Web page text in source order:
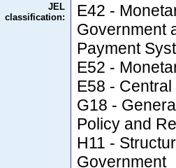
JEL
classification:
E42 -
Government
Payment
E52 -
E58 -
G18 -
Policy and
H11 -
Government